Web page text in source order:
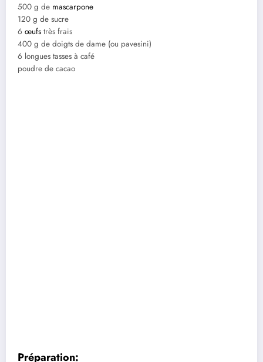
500 g de mascarpone
120 g de sucre
6 œufs très frais
400 g de doigts de dame (ou pavesini)
6 longues tasses à café
poudre de cacao
Préparation: